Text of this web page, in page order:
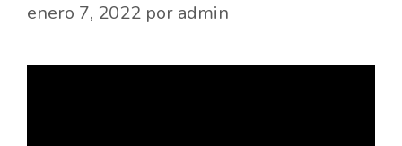
enero 7, 2022 por admin